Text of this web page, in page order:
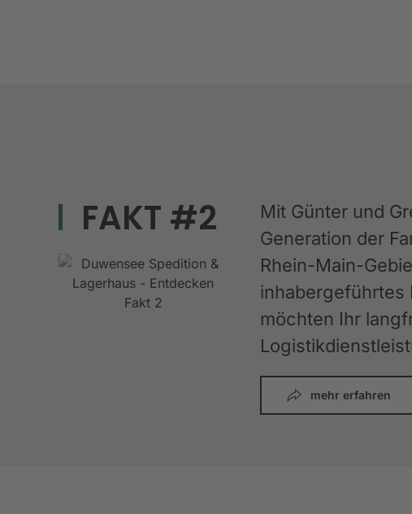
FAKT #2
Mit Günter und
Generation der
Rhein-Main-
inhabergeführtes
möchten Ihr
mehr erfahren